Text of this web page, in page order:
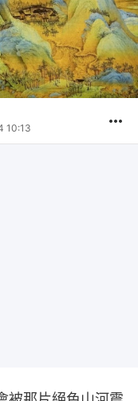
10:13